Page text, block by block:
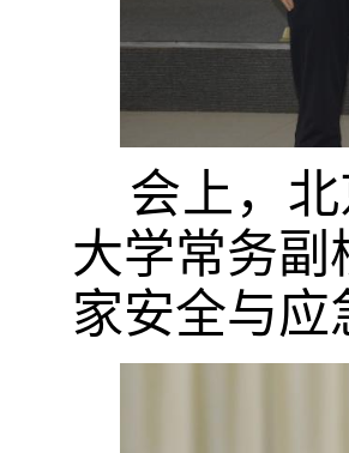
会上，
大学常务副
家安全与应